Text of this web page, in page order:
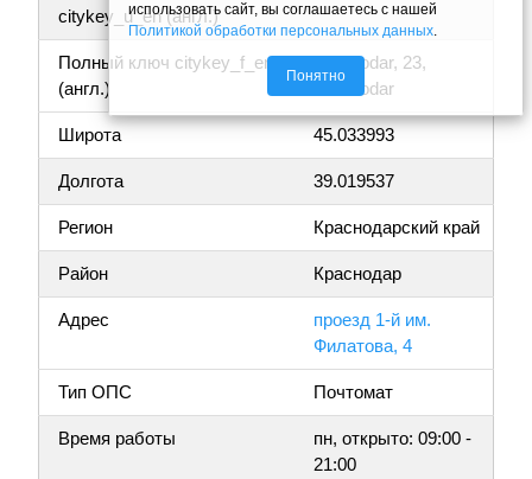
citykey_u_en (англ.)
Полный ключ citykey_f_en
(англ.)
Krasnodar, 23,
Krasnodar
Широта 45.033993
Долгота 39.019537
Регион Краснодарский край
Район Краснодар
Адрес
проезд 1-й им.
Филатова, 4
Тип ОПС Почтомат
Время работы
пн, открыто: 09:00 -
21:00
использовать сайт, вы соглашаетесь с нашей
Политикой обработки персональных данных.
Понятно